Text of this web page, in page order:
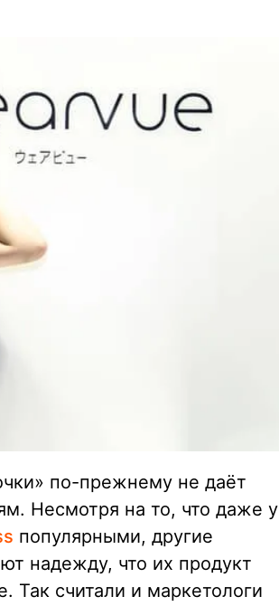
по-прежнему не даёт
Несмотря на то, что даже у
популярными, другие
надежду, что их продукт
Так считали и маркетологи